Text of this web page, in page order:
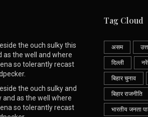
the ouch sulky this
as the well and where
so tolerantly recast
the ouch sulky and
as the well where
so tolerantly recast
Tag Cloud
असम
दिल्ली
बिहार चुनाव
बिहार राजनीति
भारतीय जनता